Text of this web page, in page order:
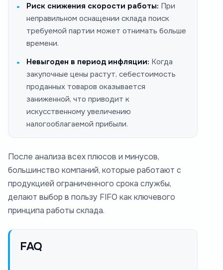
Риск снижения скорости работы: При
неправильном оснащении склада поиск
требуемой партии может отнимать больше
времени.
Невыгоден в период инфляции: Когда
закупочные цены растут, себестоимость
проданных товаров оказывается
заниженной, что приводит к
искусственному увеличению
налогооблагаемой прибыли.
После анализа всех плюсов и минусов,
большинство компаний, которые работают с
продукцией ограниченного срока службы,
делают выбор в пользу FIFO как ключевого
принципа работы склада.
FAQ